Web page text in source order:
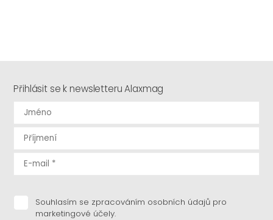
Přihlásit se k newsletteru Alaxmag
Souhlasím se zpracováním osobních údajů pro
marketingové účely.